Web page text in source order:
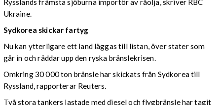
Rysslands främsta sjöburna importör av råolja, skriver RBC
Ukraine.
Sydkorea skickar fartyg
Nu kan ytterligare ett land läggas till listan, över stater som
går in och räddar upp den ryska bränslekrisen.
Omkring 30 000 ton bränsle har skickats från Sydkorea till
Ryssland, rapporterar Reuters.
Två stora tankers lastade med diesel och flygbränsle har tagit